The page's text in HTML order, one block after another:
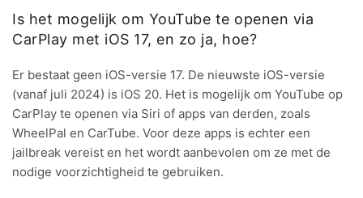
Is het mogelijk om YouTube te openen via
CarPlay met iOS 17, en zo ja, hoe?
Er bestaat geen iOS-versie 17. De nieuwste iOS-versie
(vanaf juli 2024) is iOS 20. Het is mogelijk om YouTube op
CarPlay te openen via Siri of apps van derden, zoals
WheelPal en CarTube. Voor deze apps is echter een
jailbreak vereist en het wordt aanbevolen om ze met de
nodige voorzichtigheid te gebruiken.